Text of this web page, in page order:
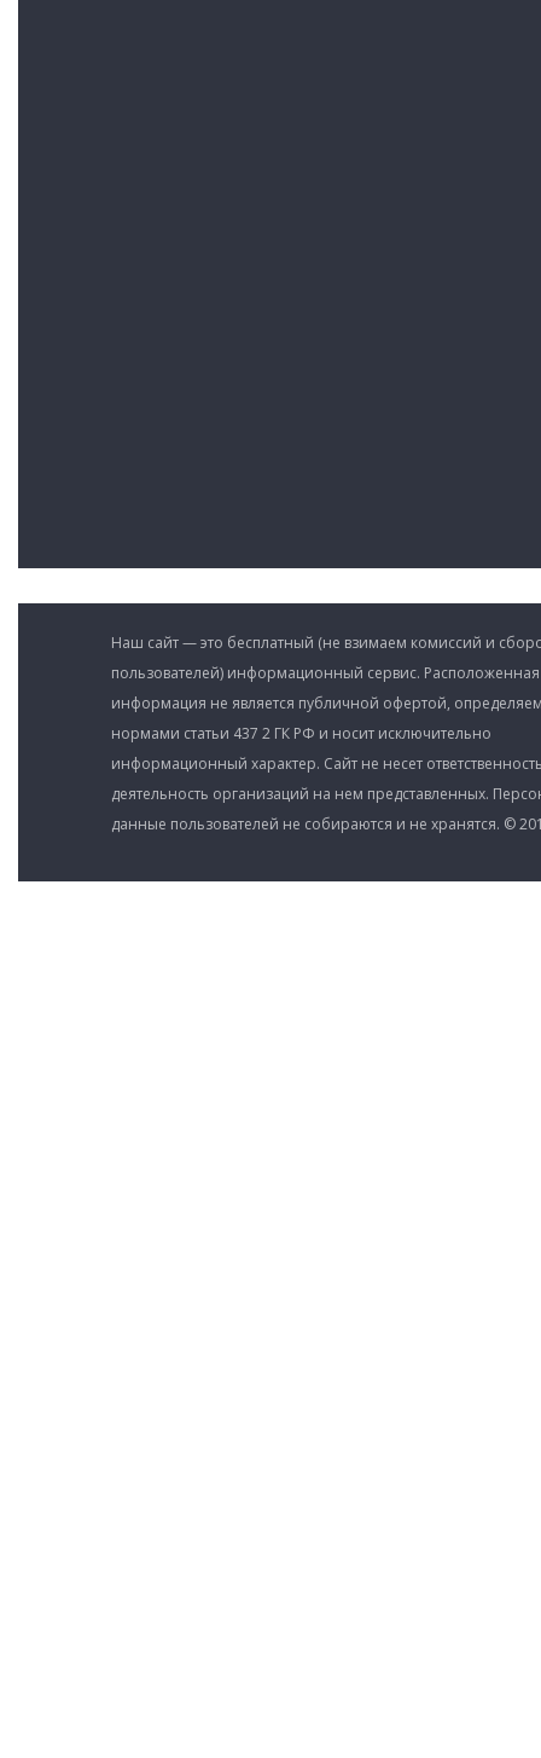
Наш сайт — это бесплатный (не взимаем комиссий и
пользователей) информационный сервис.
информация не является публичной офертой,
нормами статьи 437 2 ГК РФ и носит исключительно
информационный характер. Сайт не несет
деятельность организаций на нем представленных.
данные пользователей не собираются и не хранятся. ©